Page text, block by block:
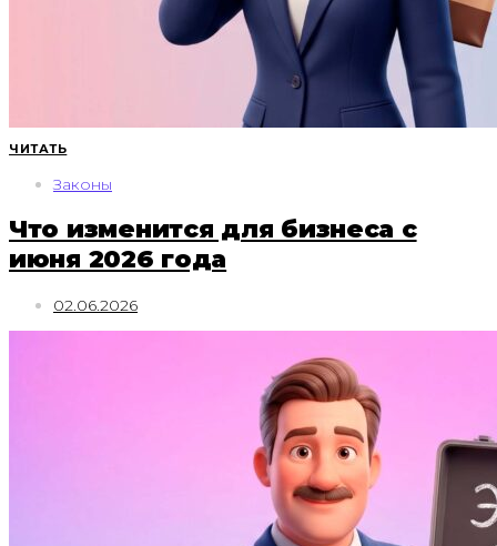
ЧИТАТЬ
Законы
Что изменится для бизнеса с
июня 2026 года
02.06.2026